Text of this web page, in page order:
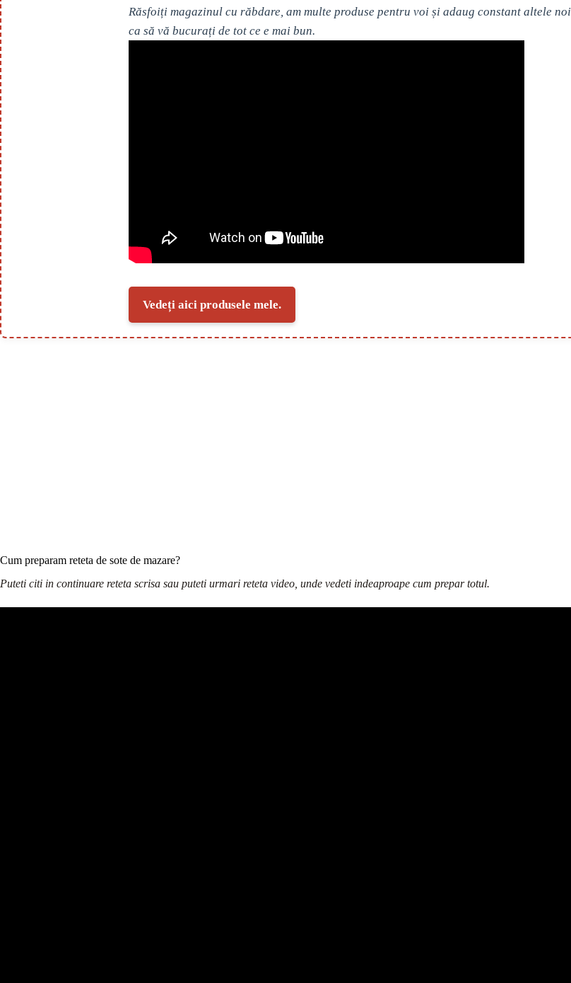
Răsfoiți magazinul cu răbdare, am multe produse pentru voi și adaug constant altele noi,
ca să vă bucurați de tot ce e mai bun.
Vedeți aici produsele mele.
Cum preparam reteta de sote de mazare?
Puteti citi in continuare reteta scrisa sau puteti urmari reteta video, unde vedeti indeaproape cum prepar totul.